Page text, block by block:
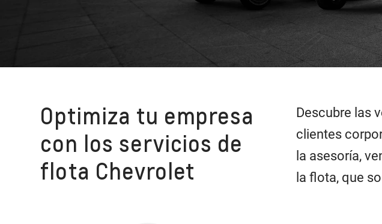
Optimiza tu empresa
con los servicios de
flota Chevrolet
Descubre las
clientes
la asesoría,
la flota, que